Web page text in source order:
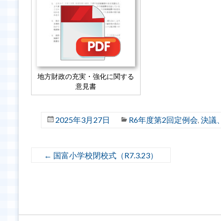
地方財政の充実・強化に関する
意見書
2025年3月27日 R6年度第2回定例会, 決議
← 国富小学校閉校式（R7.3.23）